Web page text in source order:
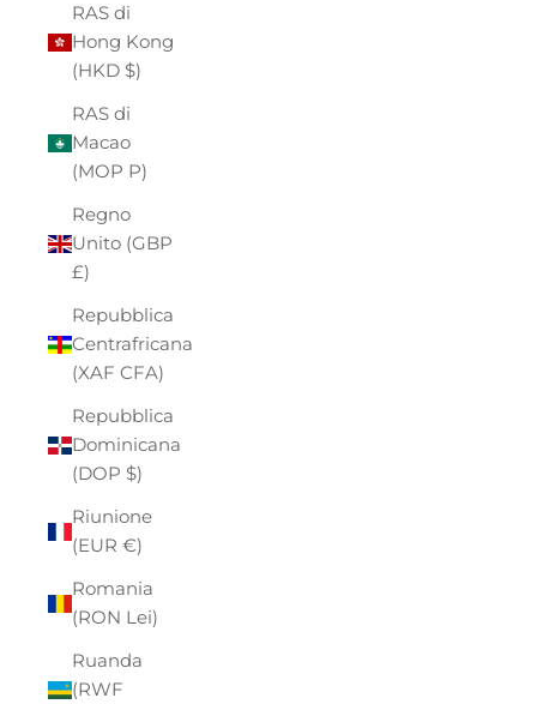
RAS di
Hong Kong
(HKD $)
RAS di
Macao
(MOP P)
Regno
Unito (GBP
£)
Repubblica
Centrafricana
(XAF CFA)
Repubblica
Dominicana
(DOP $)
Riunione
(EUR €)
Romania
(RON Lei)
Ruanda
(RWF